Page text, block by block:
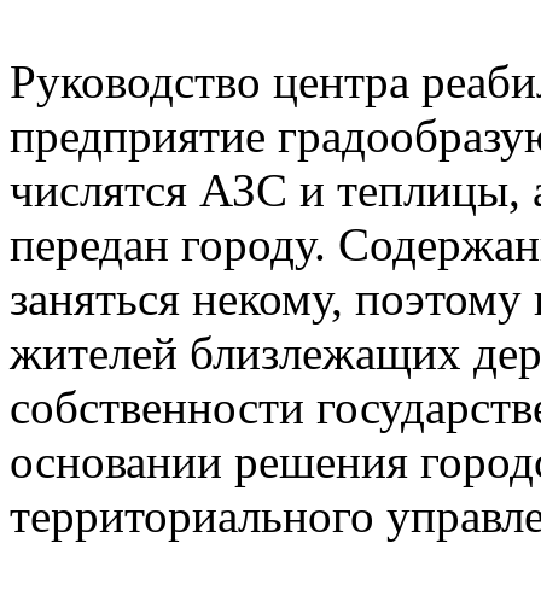
Руководство центра
предприятие
числятся АЗС и теплицы,
передан городу.
заняться некому,
жителей близлежащих
собственности
основании решения
территориального